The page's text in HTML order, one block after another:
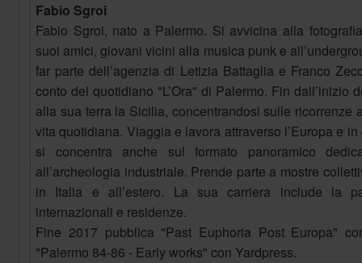
Fabio Sgroi
Fabio Sgroi, nato a Palermo. Si avvicina alla
suoi amici, giovani vicini alla musica punk e
far parte dell’agenzia di Letizia Battaglia e Franco
conto del quotidiano "L’Ora" di Palermo. Fin dall’inizio
alla sua terra la Sicilia, concentrandosi sulle ricorrenze
vita quotidiana. Viaggia e lavora attraverso l’Europa e
si concentra anche sul formato panoramico
all’archeologia industriale. Prende parte a mostre
in Italia e all’estero. La sua carriera include la
internazionali e residenze.
Fine 2017 pubblica "Past Euphoria Post Europa"
"Palermo 84-86 - Early works" con Yardpress.